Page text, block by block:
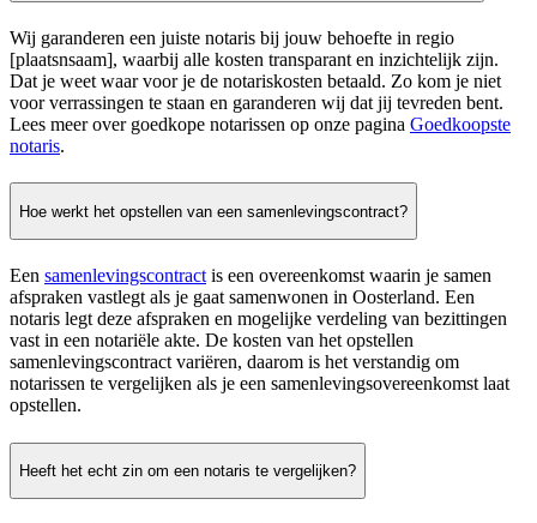
Wij garanderen een juiste notaris bij jouw behoefte in regio
[plaatsnsaam], waarbij alle kosten transparant en inzichtelijk zijn.
Dat je weet waar voor je de notariskosten betaald. Zo kom je niet
voor verrassingen te staan en garanderen wij dat jij tevreden bent.
Lees meer over goedkope notarissen op onze pagina Goedkoopste
notaris.
Hoe werkt het opstellen van een samenlevingscontract?
Een samenlevingscontract is een overeenkomst waarin je samen
afspraken vastlegt als je gaat samenwonen in Oosterland. Een
notaris legt deze afspraken en mogelijke verdeling van bezittingen
vast in een notariële akte. De kosten van het opstellen
samenlevingscontract variëren, daarom is het verstandig om
notarissen te vergelijken als je een samenlevingsovereenkomst laat
opstellen.
Heeft het echt zin om een notaris te vergelijken?